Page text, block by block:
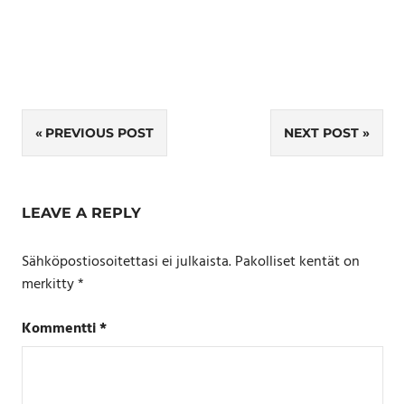
Artikkelien
selaus
PREVIOUS POST NEXT POST
LEAVE A REPLY
Sähköpostiosoitettasi ei julkaista.Pakolliset kentät on
merkitty*
Kommentti*